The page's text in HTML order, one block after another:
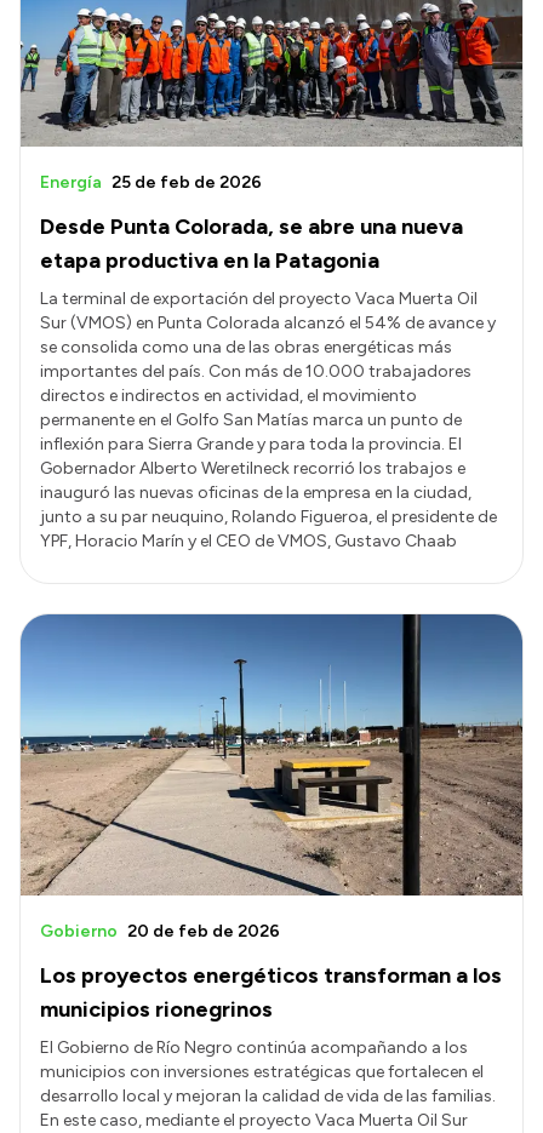
Desde Punta Colorada, se abre una nueva
etapa productiva en la Patagonia
Energía 25 de feb de 2026
La terminal de exportación del proyecto Vaca Muerta Oil
Sur (VMOS) en Punta Colorada alcanzó el 54% de avance y
se consolida como una de las obras energéticas más
importantes del país. Con más de 10.000 trabajadores
directos e indirectos en actividad, el movimiento
permanente en el Golfo San Matías marca un punto de
inflexión para Sierra Grande y para toda la provincia. El
Gobernador Alberto Weretilneck recorrió los trabajos e
inauguró las nuevas oficinas de la empresa en la ciudad,
junto a su par neuquino, Rolando Figueroa, el presidente de
YPF, Horacio Marín y el CEO de VMOS, Gustavo Chaab
Los proyectos energéticos transforman a los
municipios rionegrinos
Gobierno 20 de feb de 2026
El Gobierno de Río Negro continúa acompañando a los
municipios con inversiones estratégicas que fortalecen el
desarrollo local y mejoran la calidad de vida de las familias.
En este caso, mediante el proyecto Vaca Muerta Oil Sur